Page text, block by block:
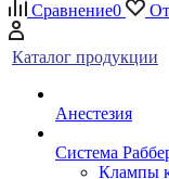
Сравнение0
Каталог продукции
Анестезия
Система
Клампы